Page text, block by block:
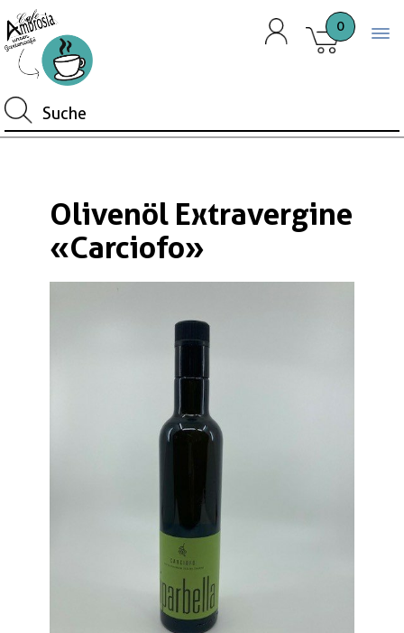
0
Olivenöl Extravergine
«Carciofo»